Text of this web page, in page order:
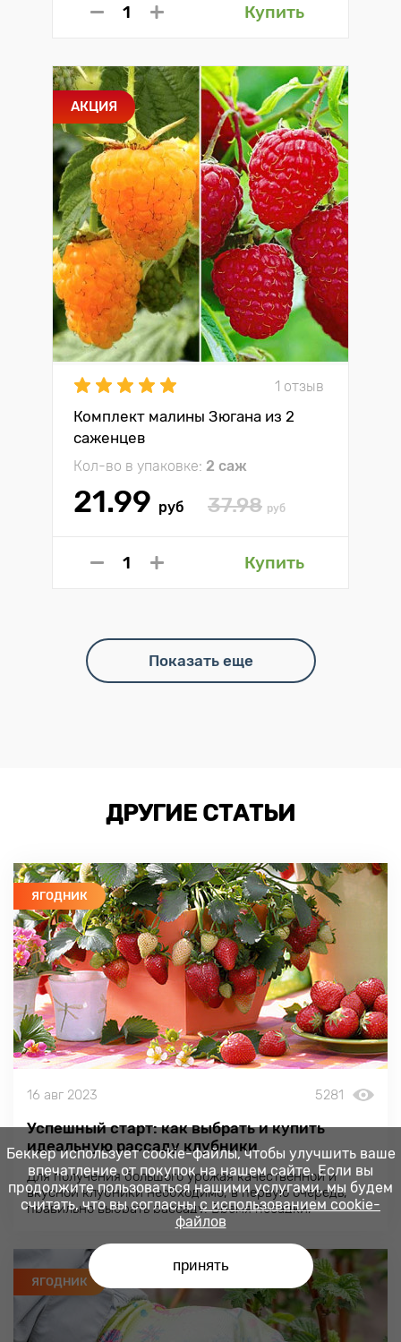
Купить
АКЦИЯ
1 отзыв
Комплект малины Зюгана из 2
саженцев
Кол-во в упаковке: 2 саж
21.99 руб 37.98 руб
Купить
Показать еще
ДРУГИЕ СТАТЬИ
ЯГОДНИК
16 авг 2023 5281
Успешный старт: как выбрать и купить
идеальную рассаду клубники
Для получения большого урожая качественной и
вкусной клубники необходимо, в первую очередь,
правильно выбрать рассаду. Время посадки,
дальнейший уход, подкормки и обработки
сформируют вторую половину успеха.
ЯГОДНИК
Беккер использует cookie-файлы, чтобы улучшить ваше
впечатление от покупок на нашем сайте. Если вы
продолжите пользоваться нашими услугами, мы будем
считать, что вы согласны с использованием cookie-
файлов
принять